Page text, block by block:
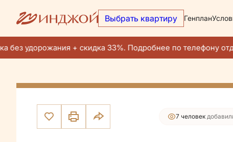
Выбрать квартиру Генплан
без удорожания + скидка 33%. Подробнее по телефону
3-комнатная79 м2
38 282 038 руб.Ипотекаот 235
7 человек